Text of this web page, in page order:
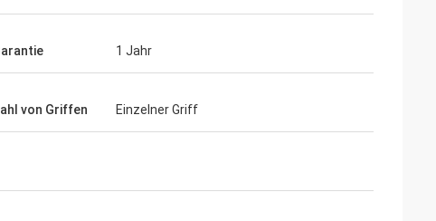
1 Jahr
von Griffen Einzelner Griff